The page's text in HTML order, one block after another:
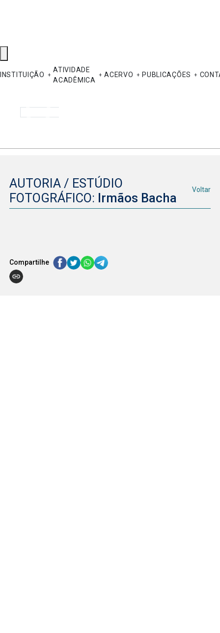
INSTITUIÇÃO
ATIVIDADE
ACADÊMICA
ACERVO PUBLICAÇÕES
AUTORIA / ESTÚDIO
FOTOGRÁFICO: Irmãos Bacha
Voltar
Compartilhe